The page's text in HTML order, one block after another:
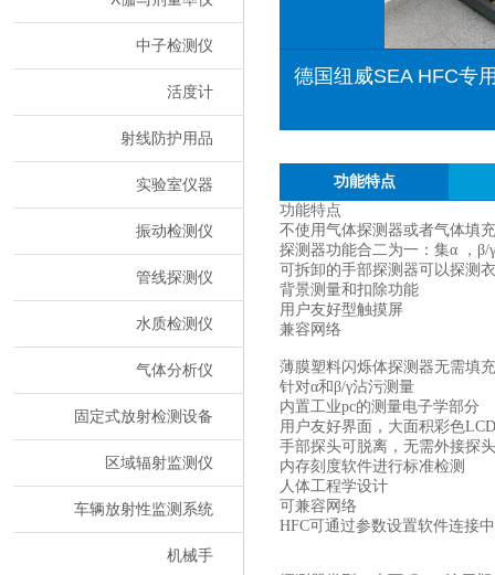
中子检测仪
活度计
射线防护用品
实验室仪器
振动检测仪
管线探测仪
水质检测仪
气体分析仪
固定式放射检测设备
区域辐射监测仪
车辆放射性监测系统
机械手
德国纽威SEA HFC专
功能特点
功能特点
不使用气体探测器或者气体填
探测器功能合二为一：集α ，β/γ
可拆卸的手部探测器可以探测
背景测量和扣除功能
用户友好型触摸屏
兼容网络
薄膜塑料闪烁体探测器无需填
针对α和β/γ沾污测量
内置工业pc的测量电子学部分
用户友好界面，大面积彩色
手部探头可脱离，无需外接探
内存刻度软件进行标准检测
人体工程学设计
可兼容网络
HFC可通过参数设置软件连接